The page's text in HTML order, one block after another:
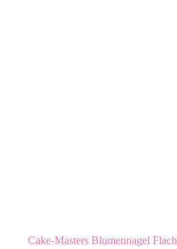
Cake-Masters Blumennagel Flach